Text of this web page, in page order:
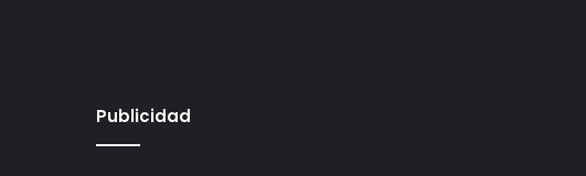
Publicidad